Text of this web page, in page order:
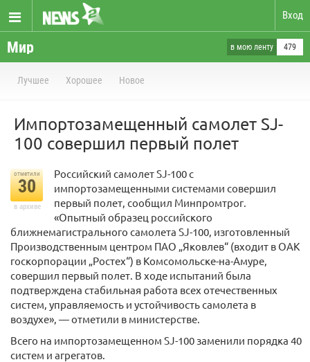
Вход
Мир в мою ленту 479
Лучшее Хорошее Новое
Импортозамещенный самолет SJ-
100 совершил первый полет
отметили
30
в архиве
Российский самолет SJ-100 с
импортозамещенными системами совершил
первый полет, сообщил Минпромтрог.
«Опытный образец российского
ближнемагистрального самолета SJ-100, изготовленный
Производственным центром ПАО „Яковлев“ (входит в ОАК
госкорпорации „Ростех“) в Комсомольске-на-Амуре,
совершил первый полет. В ходе испытаний была
подтверждена стабильная работа всех отечественных
систем, управляемость и устойчивость самолета в
воздухе», — отметили в министерстве.
Всего на импортозамещенном SJ-100 заменили порядка 40
систем и агрегатов.